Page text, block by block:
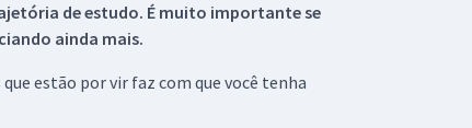
de estudo. É muito importante se
ainda mais.
estão por vir faz com que você tenha